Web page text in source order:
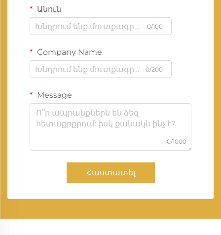
Անուն
0/100
Company Name
0/200
Message
0/1000
Հաստատել